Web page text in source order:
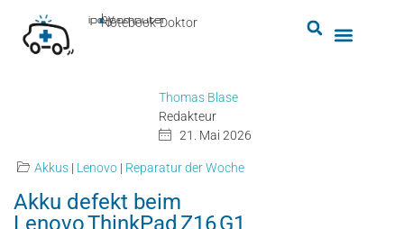
Notebook-Doktor
by
■
ipc-computer
Thomas Blase
Redakteur
21. Mai 2026
Akkus| Lenovo| Reparatur der Woche
Akku defekt beim
Lenovo ThinkPad Z16 G1